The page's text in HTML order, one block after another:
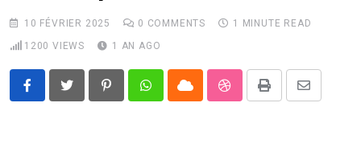
10 FÉVRIER 2025 0 COMMENTS
1 MINUTE READ
1200 VIEWS 1 AN AGO
PinterestWhatsappCloud StumbleUpon
Print
Share